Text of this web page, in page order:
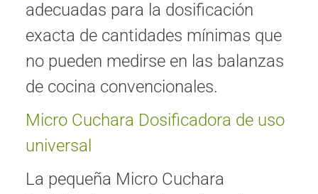
adecuadas para la dosificación
exacta de cantidades mínimas que
no pueden medirse en las balanzas
de cocina convencionales.
Micro Cuchara Dosificadora de uso
universal
La pequeña Micro Cuchara